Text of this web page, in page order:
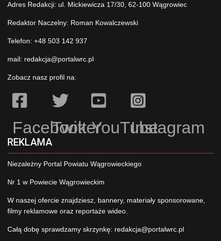
Adres Redakcji: ul. Mickiewicza 17/30, 62-100 Wągrowiec
Redaktor Naczelny: Roman Kowalczewski
Telefon: +48 503 142 937
mail: redakcja@portalwrc.pl
Zobacz nasz profil na:
Facebook
TwitterYouTubeInstagram
REKLAMA
Niezależny Portal Powiatu Wągrowieckiego
Nr 1 w Powiecie Wągrowieckim
W naszej ofercie znajdziesz, bannery, materiały sponsorowane,
filmy reklamowe oraz reportaże wideo.
Całą dobę sprawdzamy skrzynkę: redakcja@portalwrc.pl